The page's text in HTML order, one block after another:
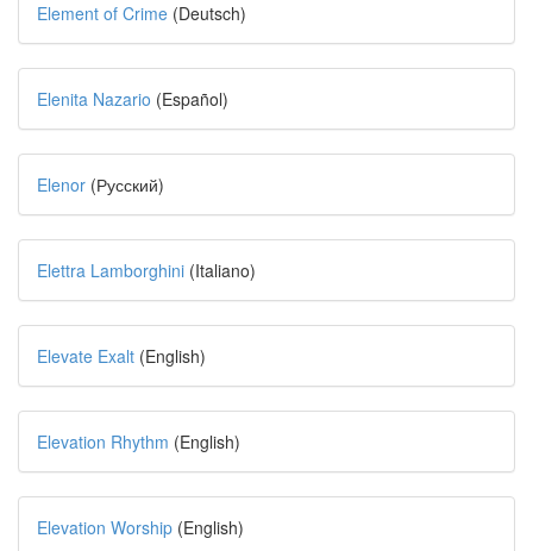
Element of Crime (Deutsch)
Elenita Nazario (Español)
Elenor (Русский)
Elettra Lamborghini (Italiano)
Elevate Exalt (English)
Elevation Rhythm (English)
Elevation Worship (English)